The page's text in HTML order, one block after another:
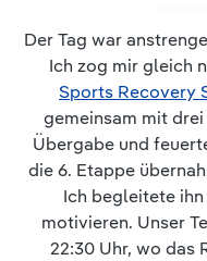
Der Tag war
Ich zog mir gleich
Sports Recovery
gemeinsam mit
Übergabe und
die 6. Etappe
Ich begleitete ihn
motivieren. Unser
22:30 Uhr, wo das